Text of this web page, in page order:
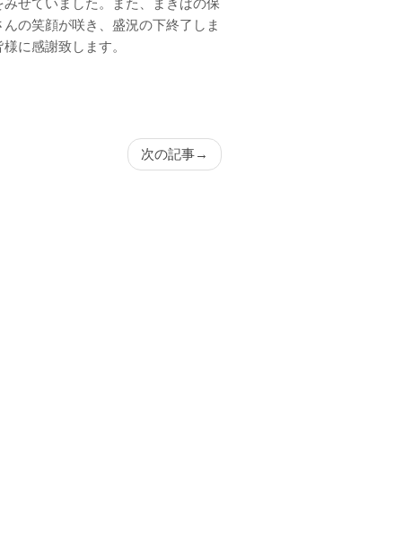
せていました。また、まきばの保
の笑顔が咲き、盛況の下終了しま
に感謝致します。
次の記事→